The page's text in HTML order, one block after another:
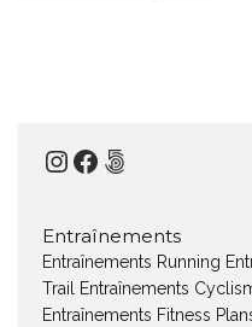
Instagram
Facebook
500px
Entraînements
Entraînements Running
Trail
Entraînements
Entraînements Fitness